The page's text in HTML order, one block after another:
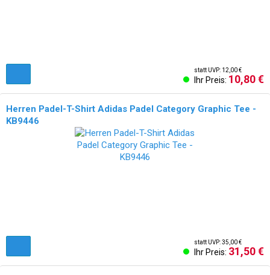
statt UVP: 12,00 €
Ihr Preis: 10,80 €
Herren Padel-T-Shirt Adidas Padel Category Graphic Tee -
KB9446
statt UVP: 35,00 €
Ihr Preis: 31,50 €